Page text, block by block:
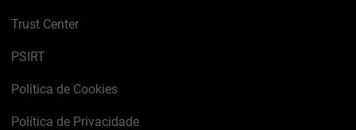
Trust Center
PSIRT
Política de Cookies
Política de Privacidade